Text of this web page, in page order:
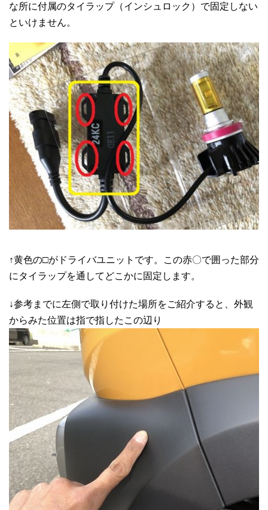
な所に付属のタイラップ（インシュロック）で固定しない
といけません。
↑黄色の□がドライバユニットです。この赤〇で囲った部分
にタイラップを通してどこかに固定します。
↓参考までに左側で取り付けた場所をご紹介すると、外観
からみた位置は指で指したこの辺り